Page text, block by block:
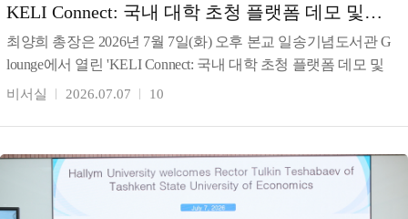
KELI Connect: 국내 대학 초청 플랫폼 데모 및
교류회 개최
최양희 총장은 2026년 7월 7일(화) 오후 본교 일송기념도서관 G
lounge에서 열린 'KELI Connect: 국내 대학 초청 플랫폼 데모 및
교류회'를 개최했다. 최 총장
비서실 2026.07.07 10